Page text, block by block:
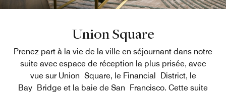
Union Square
Prenez part à la vie de la ville en séjournant dans notre
suite avec espace de réception la plus prisée, avec
vue sur Union Square, le Financial District, le
Bay Bridge et la baie de San Francisco. Cette suite